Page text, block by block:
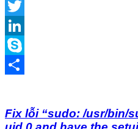
Facebook
Twitter
LinkedIn
Skype
Fix lỗi “sudo: /usr/bin/